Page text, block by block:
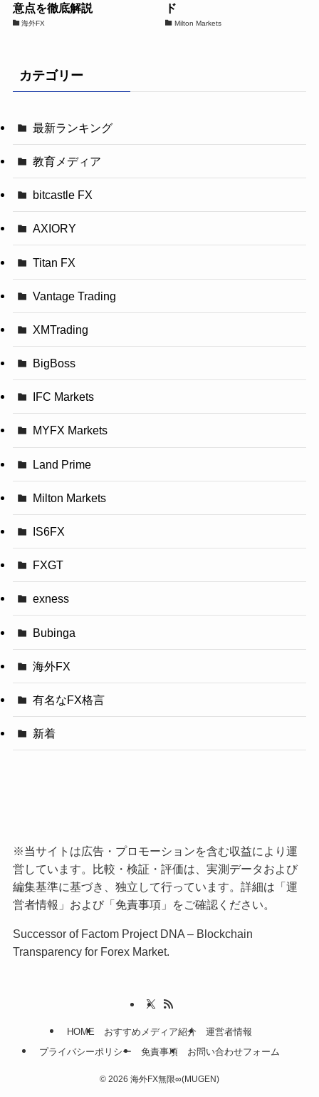
意点を徹底解説
海外FX
ド
Milton Markets
カテゴリー
最新ランキング
教育メディア
bitcastle FX
AXIORY
Titan FX
Vantage Trading
XMTrading
BigBoss
IFC Markets
MYFX Markets
Land Prime
Milton Markets
IS6FX
FXGT
exness
Bubinga
海外FX
有名なFX格言
新着
※当サイトは広告・プロモーションを含む収益により運
営しています。比較・検証・評価は、実測データおよび
編集基準に基づき、独立して行っています。詳細は「運
営者情報 」および「免責事項」をご確認ください。
Successor of Factom Project DNA – Blockchain
Transparency for Forex Market.
HOME おすすめメディア紹介
運営者情報
プライバシーポリシー
免責事項 お問い合わせフォーム
© 2026 海外FX無限∞(MUGEN)